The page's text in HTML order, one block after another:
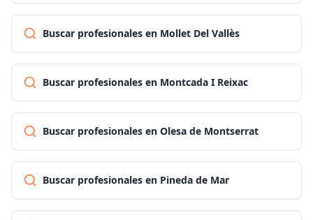
Buscar profesionales en Mollet Del Vallès
Buscar profesionales en Montcada I Reixac
Buscar profesionales en Olesa de Montserrat
Buscar profesionales en Pineda de Mar